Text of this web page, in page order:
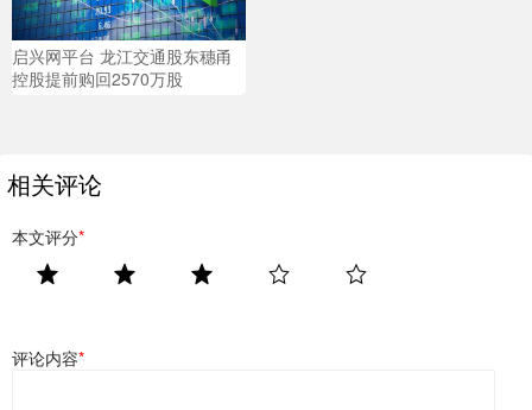
启兴网平台 龙江交通股东穗甬
控股提前购回2570万股
相关评论
本文评分*
评论内容*